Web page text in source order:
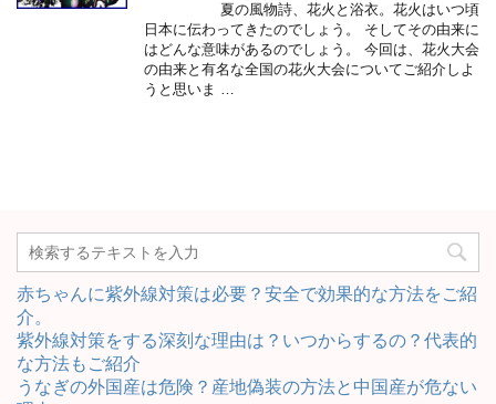
夏の風物詩、花火と浴衣。花火はいつ頃
日本に伝わってきたのでしょう。 そしてその由来に
はどんな意味があるのでしょう。 今回は、花火大会
の由来と有名な全国の花火大会についてご紹介しよ
うと思いま …
赤ちゃんに紫外線対策は必要？安全で効果的な方法をご紹
介。
紫外線対策をする深刻な理由は？いつからするの？代表的
な方法もご紹介
うなぎの外国産は危険？産地偽装の方法と中国産が危ない